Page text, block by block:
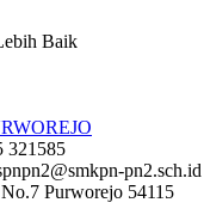
Baik
321585
pn2.sch.id
Purworejo 54115